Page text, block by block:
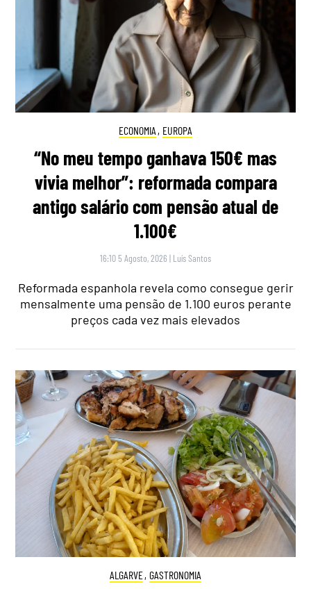
ECONOMIA , EUROPA
“No meu tempo ganhava 150€ mas
vivia melhor”: reformada compara
antigo salário com pensão atual de
1.100€
16:10 5 Agosto, 2026 | Luís Santos
Reformada espanhola revela como consegue gerir
mensalmente uma pensão de 1.100 euros perante
preços cada vez mais elevados
ALGARVE, GASTRONOMIA